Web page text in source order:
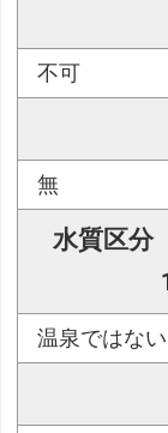
不可
無
水質区分
温泉ではない